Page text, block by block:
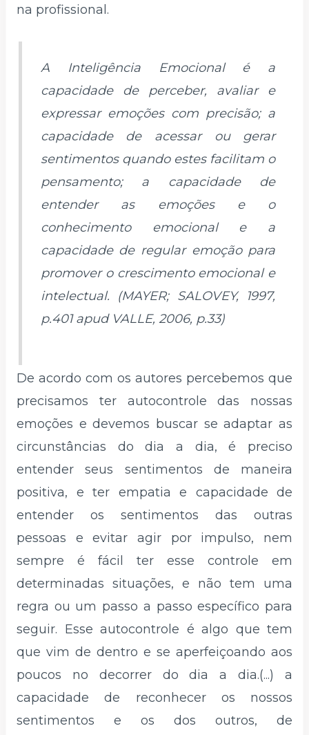
na profissional.
A Inteligência Emocional é a
capacidade de perceber, avaliar e
expressar emoções com precisão; a
capacidade de acessar ou gerar
sentimentos quando estes facilitam o
pensamento; a capacidade de
entender as emoções e o
conhecimento emocional e a
capacidade de regular emoção para
promover o crescimento emocional e
intelectual. (MAYER; SALOVEY, 1997,
p.401 apud VALLE, 2006, p.33)
De acordo com os autores percebemos que
precisamos ter autocontrole das nossas
emoções e devemos buscar se adaptar as
circunstâncias do dia a dia, é preciso
entender seus sentimentos de maneira
positiva, e ter empatia e capacidade de
entender os sentimentos das outras
pessoas e evitar agir por impulso, nem
sempre é fácil ter esse controle em
determinadas situações, e não tem uma
regra ou um passo a passo específico para
seguir. Esse autocontrole é algo que tem
que vim de dentro e se aperfeiçoando aos
poucos no decorrer do dia a dia.(...) a
capacidade de reconhecer os nossos
sentimentos e os dos outros, de